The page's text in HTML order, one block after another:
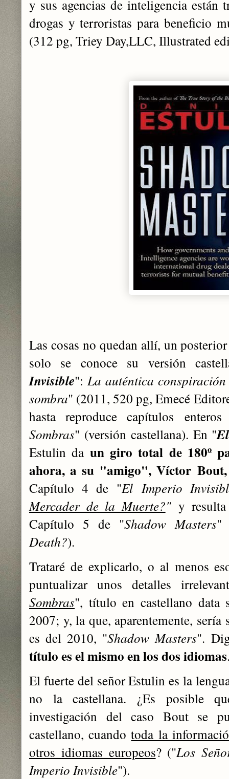
y sus agencias de inteligencia están
drogas y terroristas para beneficio
(312 pg, Triey Day,LLC, Illustrated
Las cosas no quedan allí, un
solo se conoce su versión
Invisible": La auténtica
sombra" (2011, 520 pg, Emecé
hasta reproduce capítulos
Sombras" (versión castellana). En "El
Estulin da un giro total de 180º
ahora, a su "amigo", Víctor Bout,
Capítulo 4 de "El Imperio
Mercader de la Muerte?"y
Capítulo 5 de "Shadow Masters"
Death?).
Trataré de explicarlo, o al menos
puntualizar unos detalles
Sombras", título en castellano data
2007; y, la que, aparentemente,
es del 2010, "Shadow Masters".
título es el mismo en los dos idiomas
El fuerte del señor Estulin es la
no la castellana. ¿Es posible
investigación del caso Bout se
castellano, cuandotoda la
otros idiomas europeos? ("Los
Imperio Invisible").